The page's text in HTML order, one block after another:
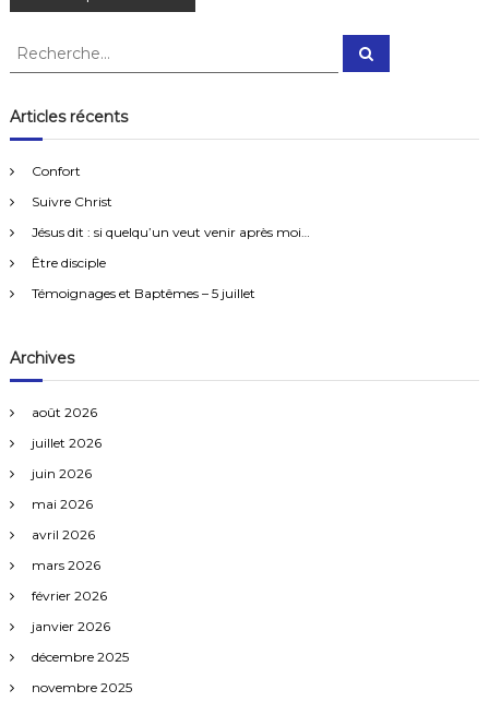
c
a
v
i
g
a
t
i
o
n
d
e
s
a
r
R
h
e
c
h
e
:
R
c
Articles récents
Confort
Suivre Christ
Jésus dit : si quelqu’un veut venir après moi…
Être disciple
Témoignages et Baptêmes – 5 juillet
Archives
août 2026
juillet 2026
juin 2026
mai 2026
avril 2026
mars 2026
février 2026
janvier 2026
décembre 2025
novembre 2025